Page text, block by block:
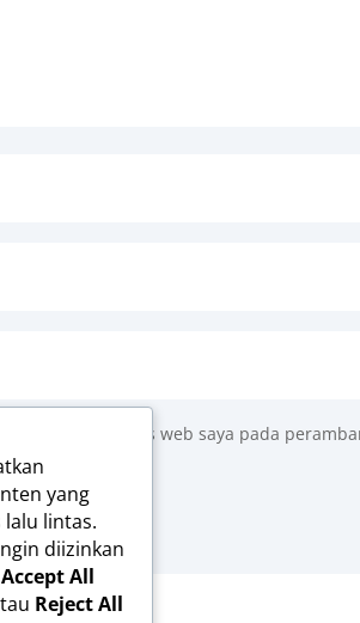
email, dan situs web saya pada
yang
lintas.
diizinkan
Accept All
Reject All